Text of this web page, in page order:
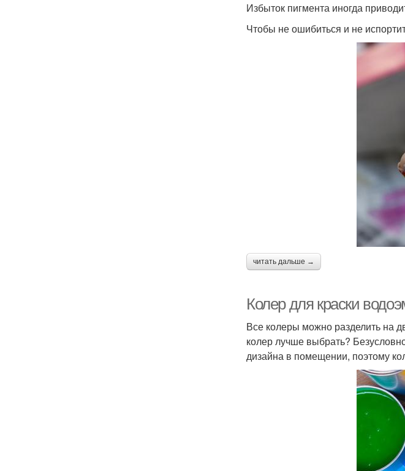
Избыток пигмента иногда
Чтобы не ошибиться и не
читать дальше →
Колер для краски
Все колеры можно разделить на
колер лучше выбрать?
дизайна в помещении, поэтому